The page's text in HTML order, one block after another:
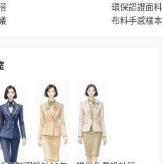
環保認證面料
布料手感樣本